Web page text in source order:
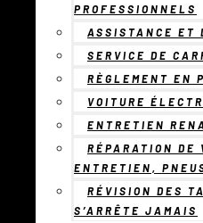
PROFESSIONNELS
ASSISTANCE ET
SERVICE DE
RÈGLEMENT EN
VOITURE
ENTRETIEN
RÉPARATION DE
ENTRETIEN,
RÉVISION DES
S’ARRÊTE JAMAIS